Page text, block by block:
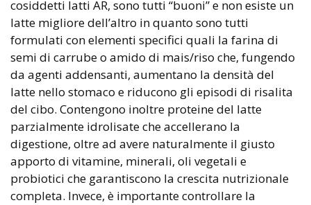
cosiddetti latti AR, sono tutti “buoni” e non esiste un
latte migliore dell’altro in quanto sono tutti
formulati con elementi specifici quali la farina di
semi di carrube o amido di mais/riso che, fungendo
da agenti addensanti, aumentano la densità del
latte nello stomaco e riducono gli episodi di risalita
del cibo. Contengono inoltre proteine del latte
parzialmente idrolisate che accellerano la
digestione, oltre ad avere naturalmente il giusto
apporto di vitamine, minerali, oli vegetali e
probiotici che garantiscono la crescita nutrizionale
completa. Invece, è importante controllare la